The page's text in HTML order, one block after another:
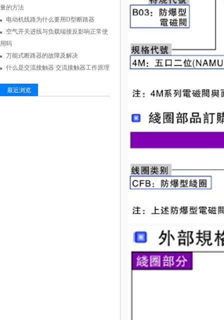
量的方法
电动机线路为什么要用D型断路器
空气开关进线与负载端接反影响正常使
用吗
万能式断路器的故障及解决
什么是交流接触器 交流接触器工作原理
最近浏览